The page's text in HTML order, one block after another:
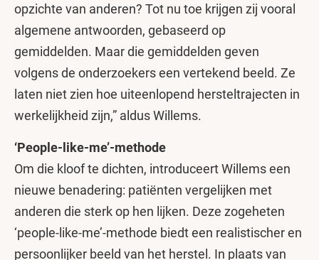
opzichte van anderen? Tot nu toe krijgen zij vooral
algemene antwoorden, gebaseerd op
gemiddelden. Maar die gemiddelden geven
volgens de onderzoekers een vertekend beeld. Ze
laten niet zien hoe uiteenlopend hersteltrajecten in
werkelijkheid zijn,” aldus Willems.
‘People-like-me’-methode
Om die kloof te dichten, introduceert Willems een
nieuwe benadering: patiënten vergelijken met
anderen die sterk op hen lijken. Deze zogeheten
‘people-like-me’-methode biedt een realistischer en
persoonlijker beeld van het herstel. In plaats van